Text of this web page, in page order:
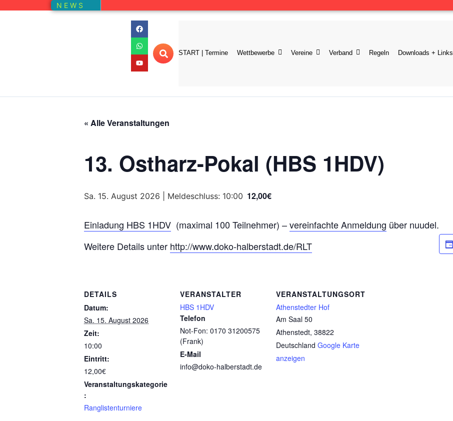
N E W S
START | Termine Wettbewerbe Vereine Verband Regeln Downloads + Links
« Alle Veranstaltungen
13. Ostharz-Pokal (HBS 1HDV)
Sa. 15. August 2026 | Meldeschluss: 10:00 12,00€
Einladung HBS 1HDV (maximal 100 Teilnehmer) –vereinfachte Anmeldung über nuudel.
Weitere Details unter http://www.doko-halberstadt.de/RLT
DETAILS
Datum:
Sa. 15. August 2026
Zeit:
10:00
Eintritt:
12,00€
Veranstaltungskategorie
:
Ranglistenturniere
VERANSTALTER
HBS 1HDV
Telefon
Not-Fon: 0170 31200575
(Frank)
E-Mail
info@doko-halberstadt.de
VERANSTALTUNGSORT
Athenstedter Hof
Am Saal 50
Athenstedt, 38822
Deutschland Google Karte
anzeigen